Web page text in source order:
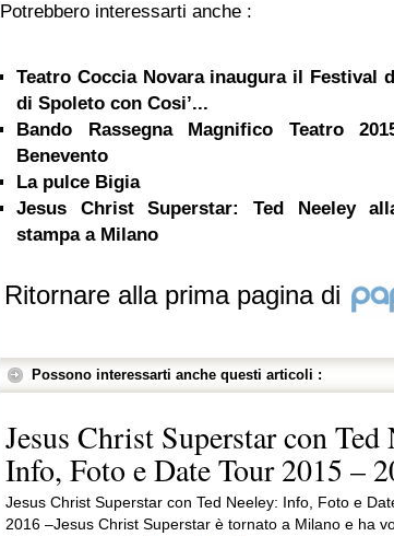
Potrebbero interessarti anche :
Teatro Coccia Novara inaugura il Festival
di Spoleto con Cosi’...
Bando Rassegna Magnifico Teatro
Benevento
La pulce Bigia
Jesus Christ Superstar: Ted Neeley
stampa a Milano
Ritornare alla prima pagina di
Possono interessarti anche questi articoli :
Jesus Christ Superstar con Ted
Info, Foto e Date Tour 2015 –
Jesus Christ Superstar con Ted Neeley: Info, Foto e
2016 –Jesus Christ Superstar è tornato a Milano e ha